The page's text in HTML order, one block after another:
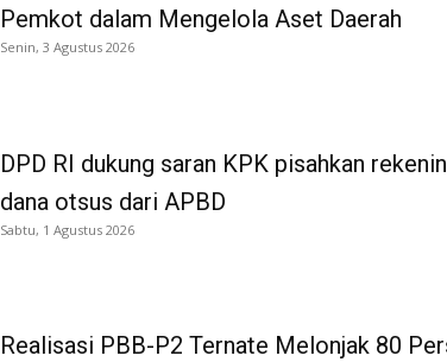
Pemkot dalam Mengelola Aset Daerah
Senin, 3 Agustus 2026
DPD RI dukung saran KPK pisahkan
dana otsus dari APBD
Sabtu, 1 Agustus 2026
Realisasi PBB-P2 Ternate Melonjak 80